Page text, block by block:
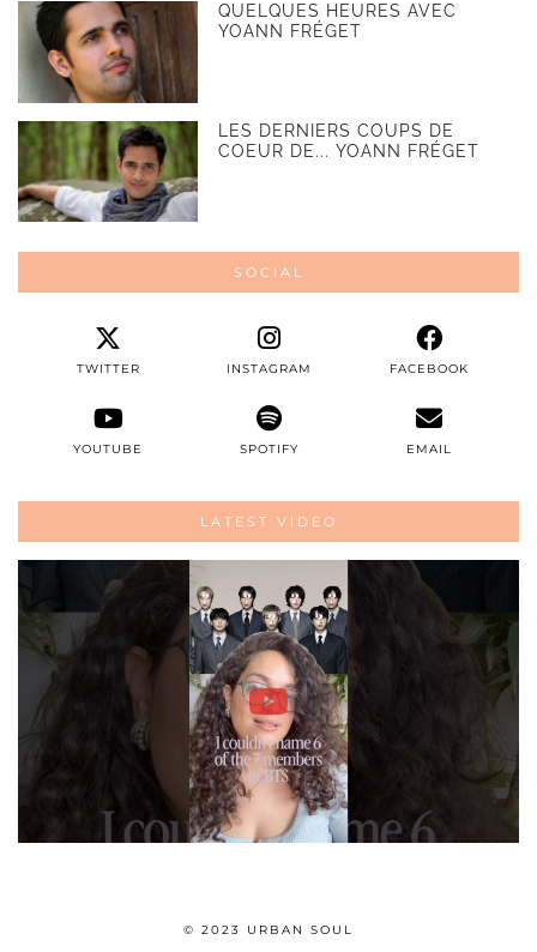
QUELQUES HEURES AVEC
YOANN FRÉGET
LES DERNIERS COUPS DE
COEUR DE... YOANN FRÉGET
SOCIAL
TWITTER INSTAGRAM FACEBOOK
YOUTUBE SPOTIFY EMAIL
LATEST VIDEO
© 2023 URBAN SOUL